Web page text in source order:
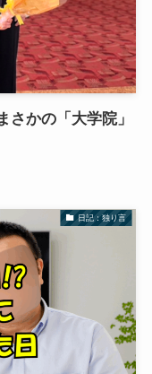
さかの「大学院」
日記：独り言